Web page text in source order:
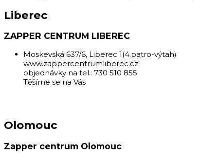
Liberec
ZAPPER CENTRUM LIBEREC
Moskevská 637/6, Liberec 1(4.patro-výtah)
www.zappercentrumliberec.cz
objednávky na tel.: 730 510 855
Těšíme se na Vás
Olomouc
Zapper centrum Olomouc